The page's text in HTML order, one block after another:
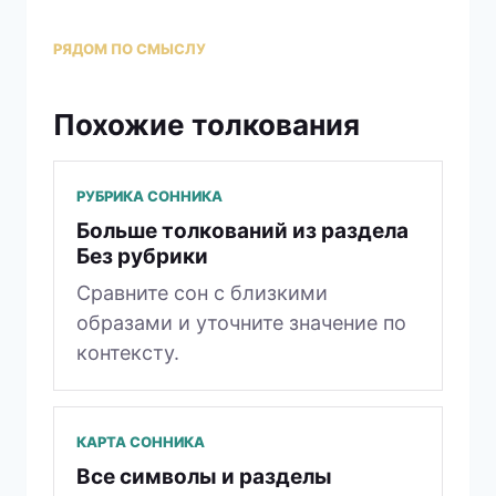
РЯДОМ ПО СМЫСЛУ
Похожие толкования
РУБРИКА СОННИКА
Больше толкований из раздела
Без рубрики
Сравните сон с близкими
образами и уточните значение по
контексту.
КАРТА СОННИКА
Все символы и разделы